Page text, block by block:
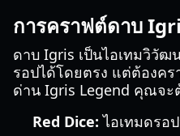
การคราฟต์ดาบ
ดาบ Igris เป็นไอเทมวิวัฒ
รอปได้โดยตรง แต่ต้องค
ด่าน Igris Legend คุณจะ
Red Dice: ไอเทมดรอ